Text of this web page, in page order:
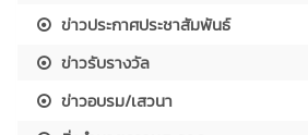
ข่าวประกาศประชาสัมพันธ์
ข่าวรับรางวัล
ข่าวอบรม/เสวนา